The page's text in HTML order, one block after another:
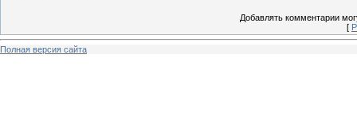
Добавлять комментарии
[
Полная версия сайта